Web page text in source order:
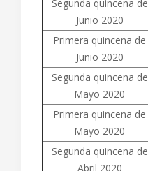
Segunda quincena de
Junio 2020
Primera quincena de
Junio 2020
Segunda quincena de
Mayo 2020
Primera quincena de
Mayo 2020
Segunda quincena de
Abril 2020